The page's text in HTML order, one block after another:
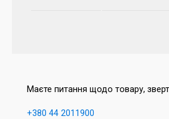
Маєте питання щодо товару,
+380 44 2011900